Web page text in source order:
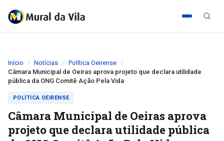
Início Notícias
Política Oeirense
Câmara Municipal de Oeiras aprova projeto que declara utilidade
pública da ONG Comitê Ação Pela Vida
POLÍTICA OEIRENSE
Câmara Municipal de Oeiras aprova
projeto que declara utilidade pública